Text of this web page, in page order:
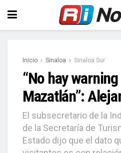
Inicio Sinaloa Sinaloa Sur
“No hay
Mazatlán”:
El subsecretario de la
de la Secretaría de
Estado dijo que el dato